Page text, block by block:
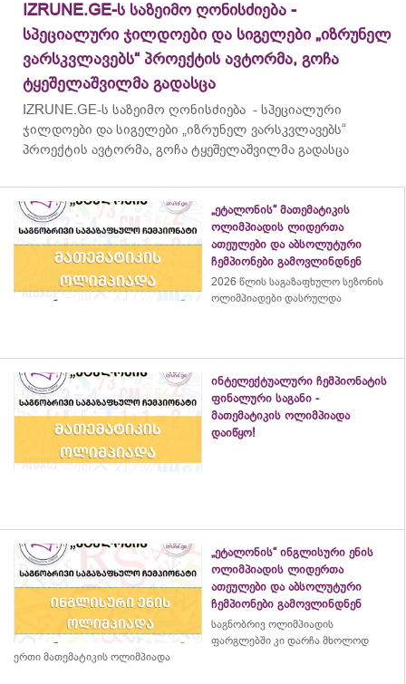
IZRUNE.GE-ს საზეიმო ღონისძიება -
სპეციალური ჯილდოები და სიგელები „იზრუნელ
ვარსკვლავებს“ პროექტის ავტორმა, გოჩა
ტყეშელაშვილმა გადასცა
IZRUNE.GE-ს საზეიმო ღონისძიება - სპეციალური
ჯილდოები და სიგელები „იზრუნელ ვარსკვლავებს“
პროექტის ავტორმა, გოჩა ტყეშელაშვილმა გადასცა
„ეტალონის“ მათემატიკის
ოლიმპიადის ლიდერთა
ათეულები და აბსოლუტური
ჩემპიონები გამოვლინდნენ
2026 წლის საგაზაფხულო სეზონის
ოლიმპიადები დასრულდა
ინტელექტუალური ჩემპიონატის
ფინალური საგანი -
მათემატიკის ოლიმპიადა
დაიწყო!
„ეტალონის“ ინგლისური ენის
ოლიმპიადის ლიდერთა
ათეულები და აბსოლუტური
ჩემპიონები გამოვლინდნენ
საგნობრივ ოლიმპიადის
ფარგლებში კი დარჩა მხოლოდ
ერთი მათემატიკის ოლიმპიადა